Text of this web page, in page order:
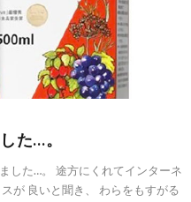
た…。
した…。 途方にくれてインターネ
が 良いと聞き、 わらをもすがる